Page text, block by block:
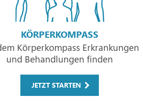
KÖRPERKOMPASS
Körperkompass Erkrankungen
und Behandlungen finden
JETZT STARTEN